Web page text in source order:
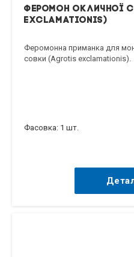
Феромон окличної
exclamationis)
Феромонна приманка для
совки (Agrotis exclamationis).
Фасовка: 1 шт.